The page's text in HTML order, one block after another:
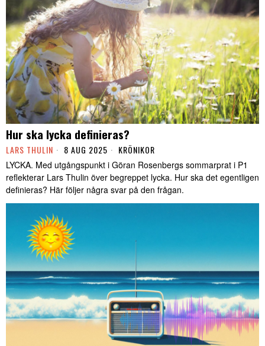
Hur ska lycka definieras?
LARS THULIN 8 AUG 2025 KRÖNIKOR
LYCKA. Med utgångspunkt i Göran Rosenbergs sommarprat i P1
reflekterar Lars Thulin över begreppet lycka. Hur ska det egentligen
definieras? Här följer några svar på den frågan.